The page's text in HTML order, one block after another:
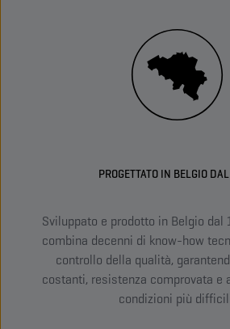
PROGETTATO IN BELGIO
Sviluppato e prodotto in Belgio dal
combina decenni di know-how
controllo della qualità,
costanti, resistenza comprovata e
condizioni più